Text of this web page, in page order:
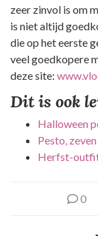
zeer zinvol is om
is niet altijd
die op het eerste
veel goedkopere
deze site:
Dit is ook
Halloween
Pesto,
Herfst-
0